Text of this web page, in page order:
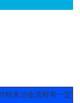
粉末冶金流程有一定